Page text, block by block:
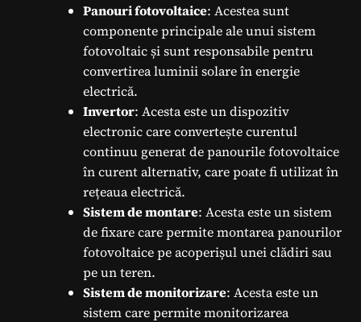
Panouri fotovoltaice: Acestea sunt
componente principale ale unui sistem
fotovoltaic și sunt responsabile pentru
convertirea luminii solare în energie
electrică.
Invertor: Acesta este un dispozitiv
electronic care convertește curentul
continuu generat de panourile fotovoltaice
în curent alternativ, care poate fi utilizat în
rețeaua electrică.
Sistem de montare: Acesta este un sistem
de fixare care permite montarea panourilor
fotovoltaice pe acoperișul unei clădiri sau
pe un teren.
Sistem de monitorizare: Acesta este un
sistem care permite monitorizarea